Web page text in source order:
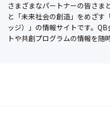
さまざまなパートナーの皆さま
と「未来社会の創造」をめざす
ッジ）」の情報サイトです。
トや共創プログラムの情報を随